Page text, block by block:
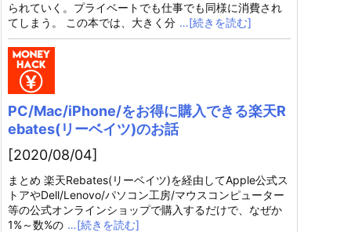
られていく。プライベートでも仕事でも同様に消費され
てしまう。 この本では、大きく分 …[続きを読む]
PC/Mac/iPhone/をお得に購入できる楽天R
ebates(リーベイツ)のお話
[2020/08/04]
まとめ 楽天Rebates(リーベイツ)を経由してApple公式ス
トアやDell/Lenovo/パソコン工房/マウスコンピューター
等の公式オンラインショップで購入するだけで、なぜか
1%～数%の …[続きを読む]